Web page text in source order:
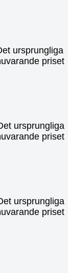
ursprungliga
priset
ursprungliga
priset
ursprungliga
priset